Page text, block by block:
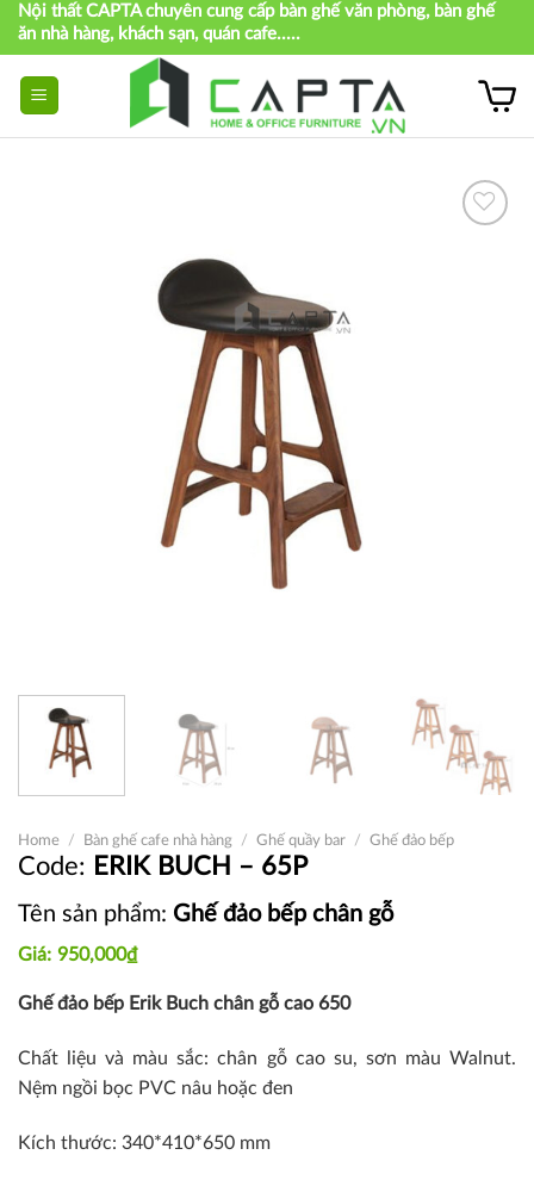
Skip
content
Nội thất CAPTA chuyên cung cấp bàn ghế văn phòng, bàn ghế
ăn nhà hàng, khách sạn, quán cafe.....
Home / Bàn ghế cafe nhà hàng / Ghế quầy bar / Ghế đảo bếp
ERIK BUCH – 65P
Tên sản phẩm: Ghế đảo bếp chân gỗ
950,000₫
Ghế đảo bếp Erik Buch chân gỗ cao 650
Chất liệu và màu sắc: chân gỗ cao su, sơn màu Walnut.
Nệm ngồi bọc PVC nâu hoặc đen
Kích thước: 340*410*650 mm